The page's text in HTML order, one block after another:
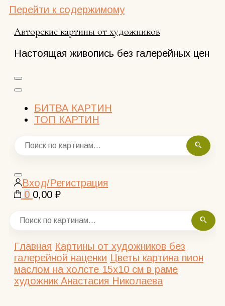
Перейти к содержимому
Авторские картины от художников
Настоящая живопись без галерейных цен
БИТВА КАРТИН
ТОП КАРТИН
Закрыть
поиск
Вход/Регистрация
0 0,00 ₽
Главная Картины от художников без
галерейной наценки Цветы картина пион
маслом на холсте 15х10 см в раме
художник Анастасия Николаева